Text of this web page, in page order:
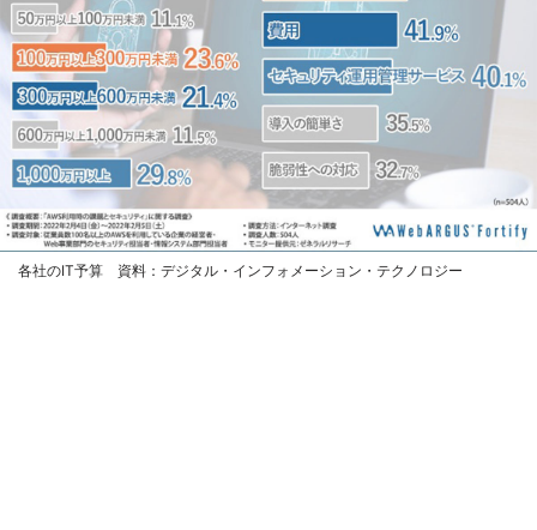
各社のIT予算 資料：デジタル・インフォメーション・テクノロジー